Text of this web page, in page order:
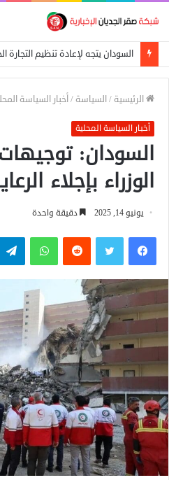
الرئيسية /السياسة /أخبار السياسة
أخبار السياسة المحلية
السودان:
الوزراء بإجلاء
يونيو 14, 2025 دقيقة واحدة
فيسبوكتويتر واتساب